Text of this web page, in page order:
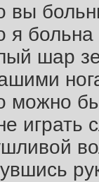
вы
я
шар
можно
играть